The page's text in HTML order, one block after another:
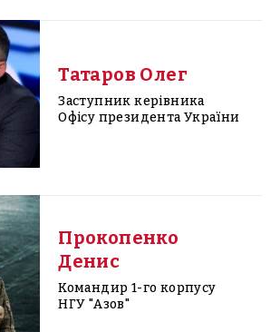
Татаров Олег
Заступник керівника
Офісу президента України
Прокопенко
Денис
Командир 1-го корпусу
НГУ "Азов"